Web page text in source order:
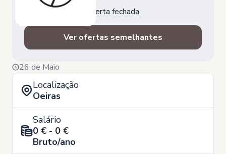
Oferta fechada
Ver ofertas semelhantes
26 de Maio
Localização
Oeiras
Salário
0 € - 0 €
Bruto/ano